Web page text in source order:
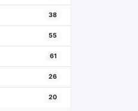
38
55
61
26
20